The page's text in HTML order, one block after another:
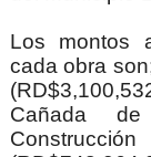
Los montos
cada obra
Cañada de